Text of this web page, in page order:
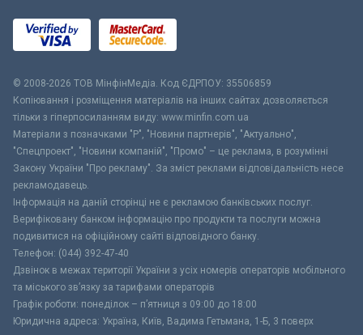
© 2008-2026 ТОВ МiнфiнМедiа. Код ЄДРПОУ: 35506859
Копіювання і розміщення матеріалів на інших сайтах дозволяється
тільки з гіперпосиланням виду: www.minfin.com.ua
Матеріали з позначками "Р", "Новини партнерів", "Актуально",
"Спецпроект", "Новини компаній", "Промо" – це реклама, в розумінні
Закону України "Про рекламу". За зміст реклами відповідальність несе
рекламодавець.
Інформація на даній сторінці не є рекламою банківських послуг.
Верифіковану банком інформацію про продукти та послуги можна
подивитися на офіційному сайті відповідного банку.
Телефон: (044) 392-47-40
Дзвінок в межах території України з усіх номерів операторів мобільного
та міського зв’язку за тарифами операторів
Графік роботи: понеділок – п’ятниця з 09:00 до 18:00
Юридична адреса: Україна, Київ, Вадима Гетьмана, 1-Б, 3 поверх